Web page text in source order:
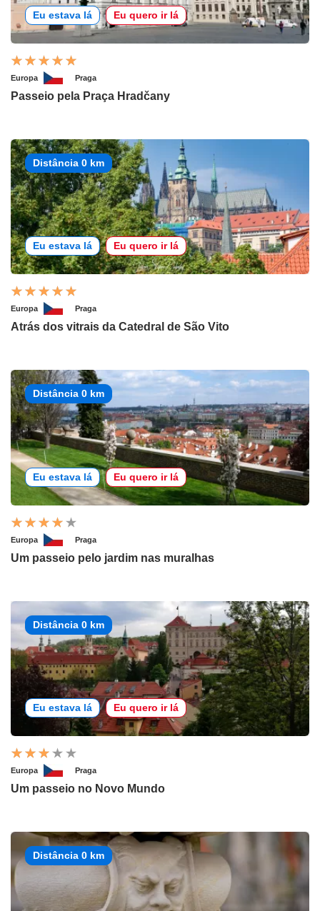
Eu estava lá Eu quero ir lá
Europa Praga
Passeio pela Praça Hradčany
Distância 0 km
Eu estava lá Eu quero ir lá
Europa Praga
Atrás dos vitrais da Catedral de São Vito
Distância 0 km
Eu estava lá Eu quero ir lá
Europa Praga
Um passeio pelo jardim nas muralhas
Distância 0 km
Eu estava lá Eu quero ir lá
Europa Praga
Um passeio no Novo Mundo
Distância 0 km